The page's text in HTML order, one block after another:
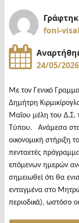
foni-
24/05/2026
Με τον Γενικό
Δημήτρη
Μαΐου μέλη του Δ.Σ.
Τύπου. Ανάμεσα
οικονομική στήριξη
πενταετές
επόμενων ημερών
σημειωθεί ότι θα
ενταγμένα στο
περιοδικά), ωστόσο